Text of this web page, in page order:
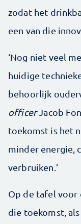
zodat het
een van die
‘Nog niet veel
huidige
behoorlijk
officerJacob
toekomst is het
minder energie,
verbruiken.’
Op de tafel voor
die toekomst,